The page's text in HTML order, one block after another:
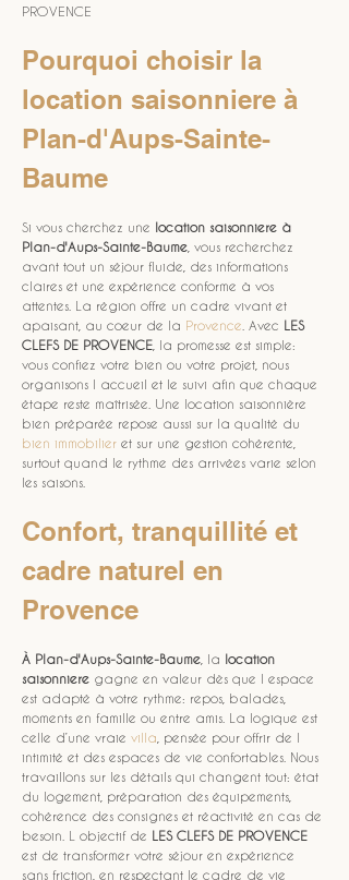
PROVENCE
Pourquoi choisir la
location saisonniere à
Plan-d'Aups-Sainte-
Baume
Si vous cherchez une location saisonniere à
Plan-d'Aups-Sainte-Baume , vous recherchez
avant tout un séjour fluide, des informations
claires et une expérience conforme à vos
attentes. La région offre un cadre vivant et
apaisant, au coeur de la Provence . Avec LES
CLEFS DE PROVENCE , la promesse est simple:
vous confiez votre bien ou votre projet, nous
organisons l accueil et le suivi afin que chaque
étape reste maîtrisée. Une location saisonnière
bien préparée repose aussi sur la qualité du
bien immobilier et sur une gestion cohérente,
surtout quand le rythme des arrivées varie selon
les saisons.
Confort, tranquillité et
cadre naturel en
Provence
À Plan-d'Aups-Sainte-Baume , la location
saisonniere gagne en valeur dès que l espace
est adapté à votre rythme: repos, balades,
moments en famille ou entre amis. La logique est
celle d’une vraie villa , pensée pour offrir de l
intimité et des espaces de vie confortables. Nous
travaillons sur les détails qui changent tout: état
du logement, préparation des équipements,
cohérence des consignes et réactivité en cas de
besoin. L objectif de LES CLEFS DE PROVENCE
est de transformer votre séjour en expérience
sans friction, en respectant le cadre de vie